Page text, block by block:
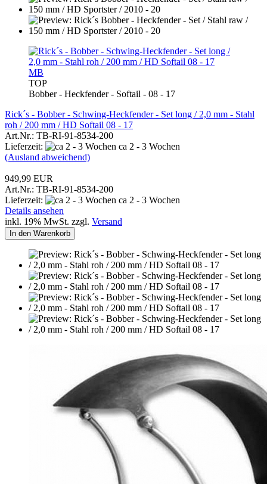
MB
TOP
Bobber - Heckfender - Softail - 08 - 17
Rick´s - Bobber - Schwing-Heckfender - Set long / 2,0 mm - Stahl
roh / 200 mm / HD Softail 08 - 17
Art.Nr.: TB-RI-91-8534-200
Lieferzeit:
ca 2 - 3 Wochen
(Ausland abweichend)
949,99 EUR
Art.Nr.: TB-RI-91-8534-200
Lieferzeit:
ca 2 - 3 Wochen
Details ansehen
inkl. 19% MwSt. zzgl. Versand
In den Warenkorb